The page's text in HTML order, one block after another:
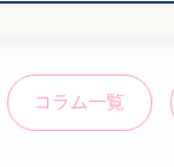
コラム一覧